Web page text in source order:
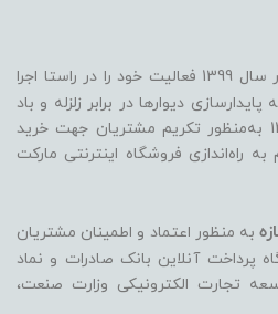
در سال 1399 فعالیت خود را در راستا اجرا
دیوارها در برابر زلزله و باد
آغاز نمود. سپس در سال 1400 به‌منظور تکریم مشتریان جهت خرید
راه‌اندازی فروشگاه اینترنتی مارکت
به منظور اعتماد و اطمینان مشتریان
پرداخت آنلاین بانک صادرات و نماد
تجارت الکترونیکی وزارت صنعت،